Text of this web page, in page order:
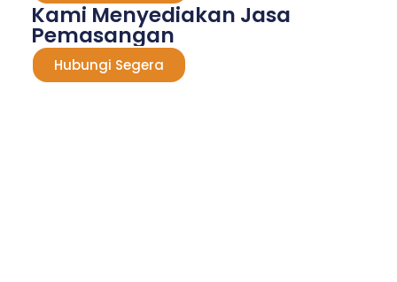
Kami Menyediakan Jasa
Pemasangan
Hubungi Segera